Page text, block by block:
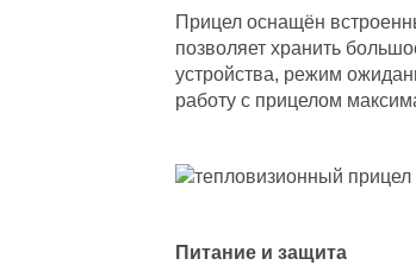
Прицел оснащён
позволяет хранить
устройства, режим
работу с прицелом
Питание и защита